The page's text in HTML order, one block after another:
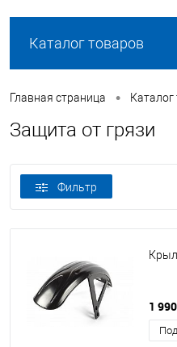
Каталог товаров
Главная страница •
Защита от грязи
Фильтр
1